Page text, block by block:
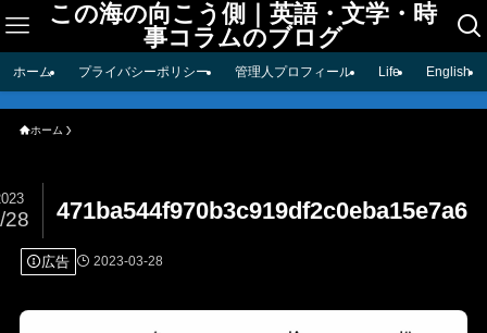
この海の向こう側｜英語・文学・時
事コラムのブログ
ホーム プライバシーポリシー 管理人プロフィール Life English
ホーム
471ba544f970b3c919df2c0eba15e7a6
28
広告 2023-03-28